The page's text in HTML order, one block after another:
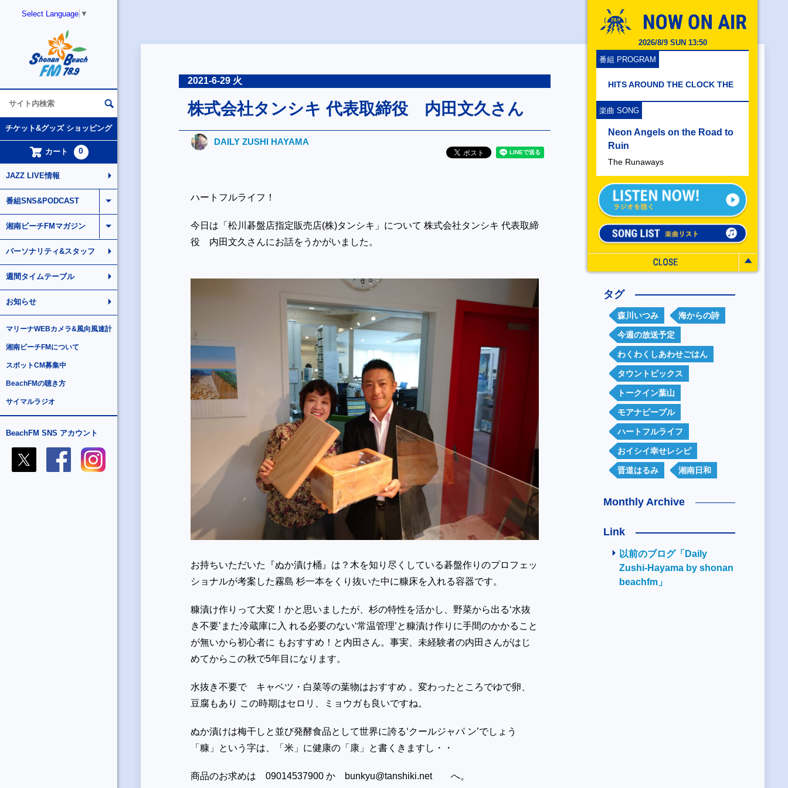
Select Language ▼
2026/8/9 SUN 13:50
番組 PROGRAM
HITS AROUND THE CLOCK THE
楽曲 SONG
Neon Angels on the Road to
Ruin
The Runaways
チケット&グッズ ショッピング
カート 0
JAZZ LIVE情報
番組SNS&PODCAST
湘南ビーチFMマガジン
パーソナリティ&スタッフ
週間タイムテーブル
お知らせ
マリーナWEBカメラ&風向風速計
湘南ビーチFMについて
スポットCM募集中
BeachFMの聴き方
サイマルラジオ
BeachFM SNS アカウント
2021-6-29 火
株式会社タンシキ 代表取締役 内田文久さん
DAILY ZUSHI HAYAMA
ハートフルライフ！
今日は「松川碁盤店指定販売店(株)タンシキ」について 株式会社タンシキ 代表取締
役 内田文久さんにお話をうかがいました。
お持ちいただいた『ぬか漬け桶』は？木を知り尽くしている碁盤作りのプロフェッ
ショナルが考案した霧島 杉一本をくり抜いた中に糠床を入れる容器です。
糠漬け作りって大変！かと思いましたが、杉の特性を活かし、野菜から出る‘水抜
き不要’また冷蔵庫に入 れる必要のない‘常温管理’と糠漬け作りに手間のかかること
が無いから初心者に もおすすめ！と内田さん。事実、未経験者の内田さんがはじ
めてからこの秋で5年目になります。
水抜き不要で キャベツ・白菜等の葉物はおすすめ 。変わったところでゆで卵、
豆腐もあり この時期はセロリ、ミョウガも良いですね。
ぬか漬けは梅干しと並び発酵食品として世界に誇る‘クールジャパ ン’でしょう
「糠」という字は、「米」に健康の「康」と書くきますし・・
商品のお求めは 09014537900 か bunkyu@tanshiki.net へ。
タグ
森川いつみ 海からの詩
今週の放送予定
わくわくしあわせごはん
タウントピックス
トークイン葉山
モアナピープル
ハートフルライフ
おイシイ幸せレシピ
晋道はるみ 湘南日和
Monthly Archive
Link
以前のブログ「Daily
Zushi-Hayama by shonan
beachfm」